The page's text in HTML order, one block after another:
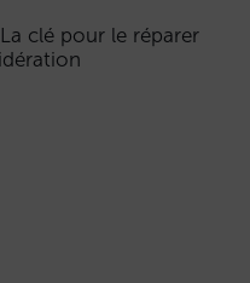
clé pour le réparer